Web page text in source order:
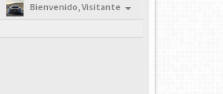
Bienvenido,Visitante